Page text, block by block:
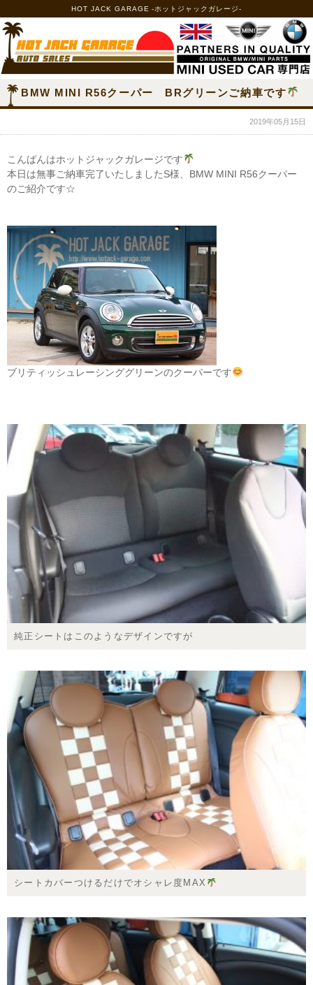
HOT JACK GARAGE -ホットジャックガレージ-
BMW MINI R56クーパー BRグリーンご納車です
2019年05月15日
こんばんはホットジャックガレージです
本日は無事ご納車完了いたしましたS様、BMW MINI R56クーパー
のご紹介です☆
ブリティッシュレーシンググリーンのクーパーです
純正シートはこのようなデザインですが
シートカバーつけるだけでオシャレ度MAX